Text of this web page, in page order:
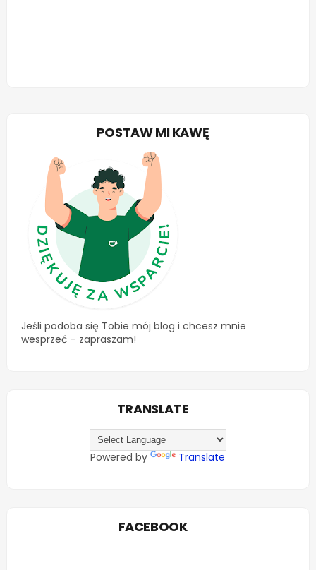
POSTAW MI KAWĘ
Jeśli podoba się Tobie mój blog i chcesz mnie
wesprzeć - zapraszam!
TRANSLATE
Powered by Translate
FACEBOOK